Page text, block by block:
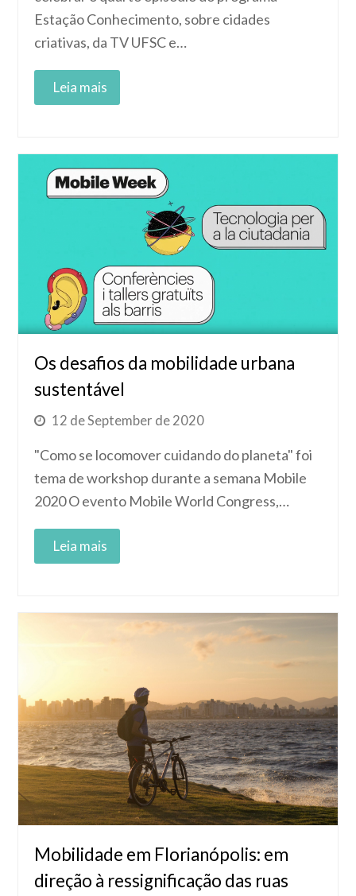
Estação Conhecimento, sobre cidades
criativas, da TV UFSC e…
Os desafios da mobilidade urbana
sustentável
12 de September de 2020
"Como se locomover cuidando do planeta" foi
tema de workshop durante a semana Mobile
2020 O evento Mobile World Congress,…
Mobilidade em Florianópolis: em
direção à ressignificação das ruas